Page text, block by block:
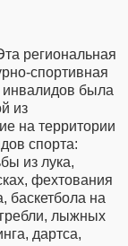
региональная
спортивная
инвалидов была
из
на территории
спорта:
из лука,
фехтования
баскетбола на
гребли, лыжных
дартса,